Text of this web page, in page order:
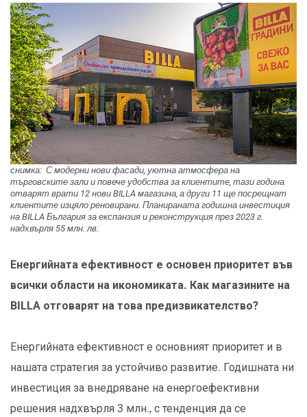
снимка: С модерни нови фасади, уютна атмосфера на
търговските зали и повече удобства за клиентите, тази година
отварят врати 12 нови BILLA магазина, а други 11 ще посрещнат
клиентите изцяло реновирани. Планираната годишна инвестиция
на BILLA България за експанзия и реконструкция през 2023 г.
надхвърля 55 млн. лв.
Енергийната ефективност е основен приоритет във
всички области на икономиката. Как магазините на
BILLA отговарят на това предизвикателство?
Енергийната ефективност е основният приоритет и в
нашата стратегия за устойчиво развитие. Годишната ни
инвестиция за внедряване на енергоефективни
решения надхвърля 3 млн., с тенденция да се